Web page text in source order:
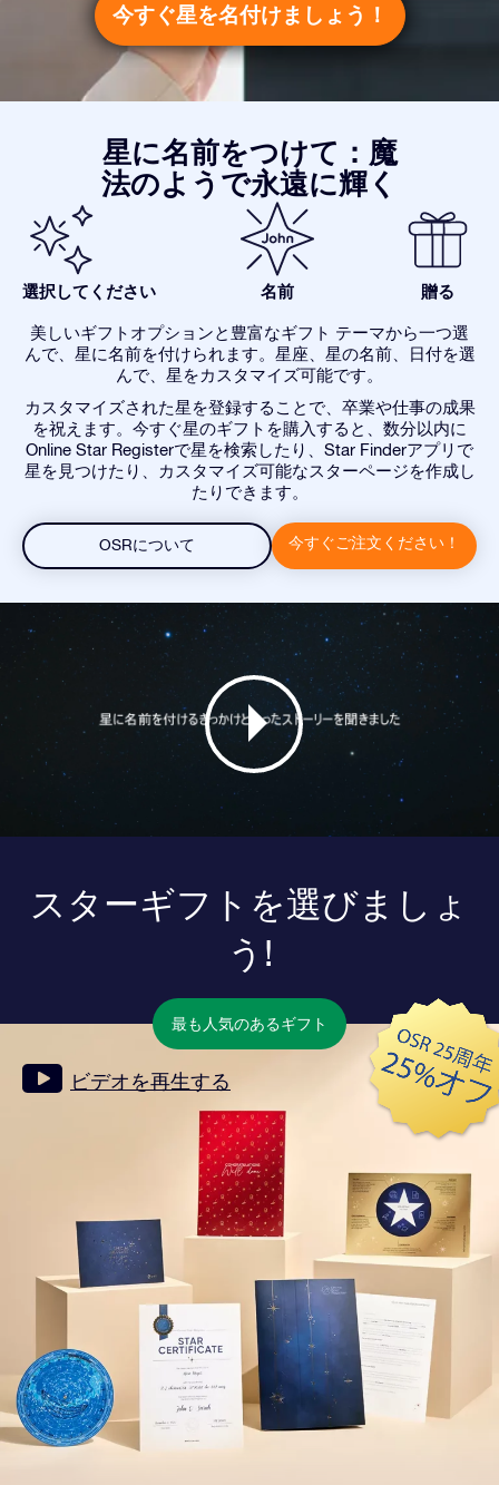
今すぐ星を名付けましょう！
星に名前をつけて：魔
法のようで永遠に輝く
選択してください 名前 贈る
美しいギフトオプションと豊富なギフト テーマから一つ選
んで、星に名前を付けられます。星座、星の名前、日付を選
んで、星をカスタマイズ可能です。
カスタマイズされた星を登録することで、卒業や仕事の成果
を祝えます。今すぐ星のギフトを購入すると、数分以内に
Online Star Registerで星を検索したり、Star Finderアプリで
星を見つけたり、カスタマイズ可能なスターページを作成し
たりできます。
OSRについて 今すぐご注文ください！
スターギフトを選びましょ
う!
最も人気のあるギフト
ビデオを再生する